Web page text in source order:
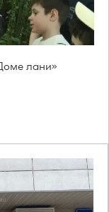
лани»